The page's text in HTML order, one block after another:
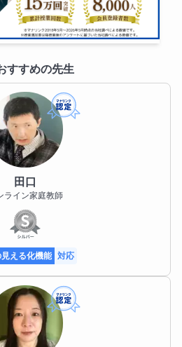
すすめの先生
田口
ライン家庭教師
える化機能 対応